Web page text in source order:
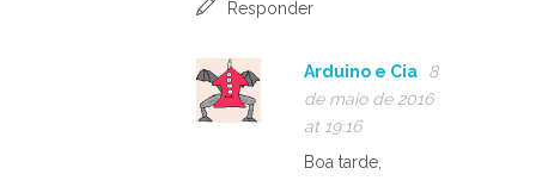
Responder
Arduino e Cia
8
de maio de 2016
at 19:16
Boa tarde,